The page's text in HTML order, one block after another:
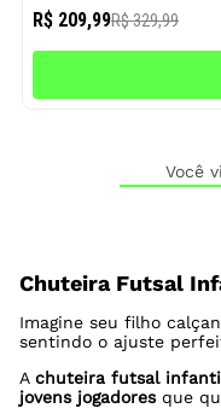
R$ 209,99R$ 329,99
Você
Chuteira Futsal
Imagine seu filho
sentindo o ajuste
A chuteira futsal
jovens jogadoresque